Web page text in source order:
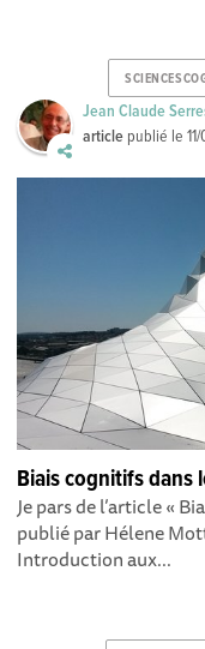
Jean Claude
article publié le
Biais cognitifs dans
Je pars de l’article «
publié par Hélene
Introduction aux...